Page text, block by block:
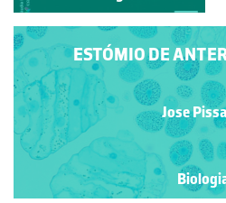
ESTÓMIO DE
Jose